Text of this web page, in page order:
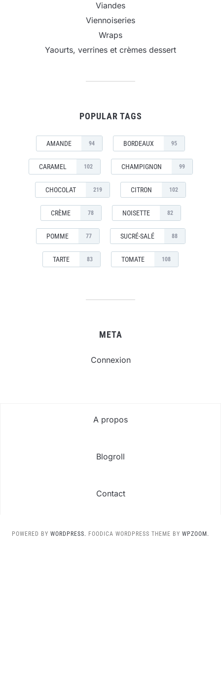
Viandes
Viennoiseries
Wraps
Yaourts, verrines et crèmes dessert
POPULAR TAGS
AMANDE 94 BORDEAUX 95
CARAMEL 102 CHAMPIGNON 99
CHOCOLAT 219 CITRON 102
CRÈME 78 NOISETTE 82
POMME 77 SUCRÉ-SALÉ 88
TARTE 83 TOMATE 108
META
Connexion
A propos
Blogroll
Contact
POWERED BY WORDPRESS. FOODICA WORDPRESS THEME BY WPZOOM.